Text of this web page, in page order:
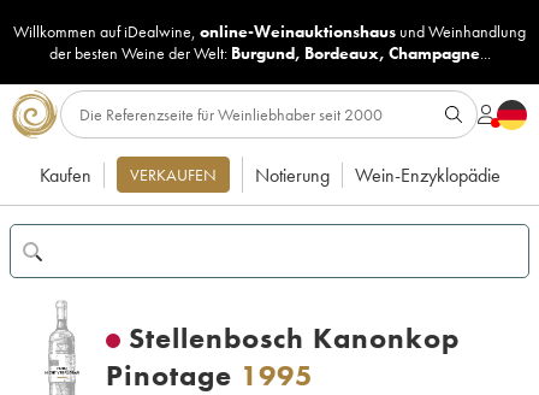
Willkommen auf iDealwine, online-Weinauktionshaus undWeinhandlung
der besten Weine der Welt: Burgund, Bordeaux, Champagne...
Kaufen VERKAUFEN Notierung Wein-Enzyklopädie
Stellenbosch Kanonkop
Pinotage 1995